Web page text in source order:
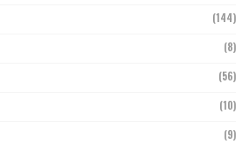
(144)
(8)
(56)
(10)
(9)